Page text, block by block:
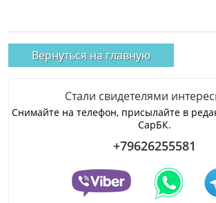
Вернуться на главную
Стали свидетелями
Снимайте на телефон, присылайте в
СарБК.
+79626255581